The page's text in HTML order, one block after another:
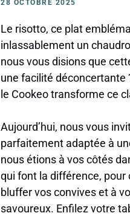
28 OCTOBRE 2025
Le risotto, ce plat
inlassablement un
nous vous disions que
une facilité déconcertante
le Cookeo transforme ce
Aujourd’hui, nous vous
parfaitement adaptée à
nous étions à vos côtés
qui font la différence, pour
bluffer vos convives et à
savoureux. Enfilez votre